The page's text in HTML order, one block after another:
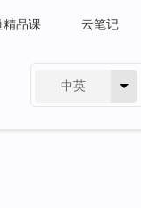
精品课 云笔记
中英